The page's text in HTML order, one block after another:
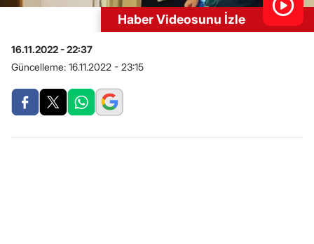
Haber Videosunu İzle
16.11.2022 - 22:37
Güncelleme: 16.11.2022 - 23:15